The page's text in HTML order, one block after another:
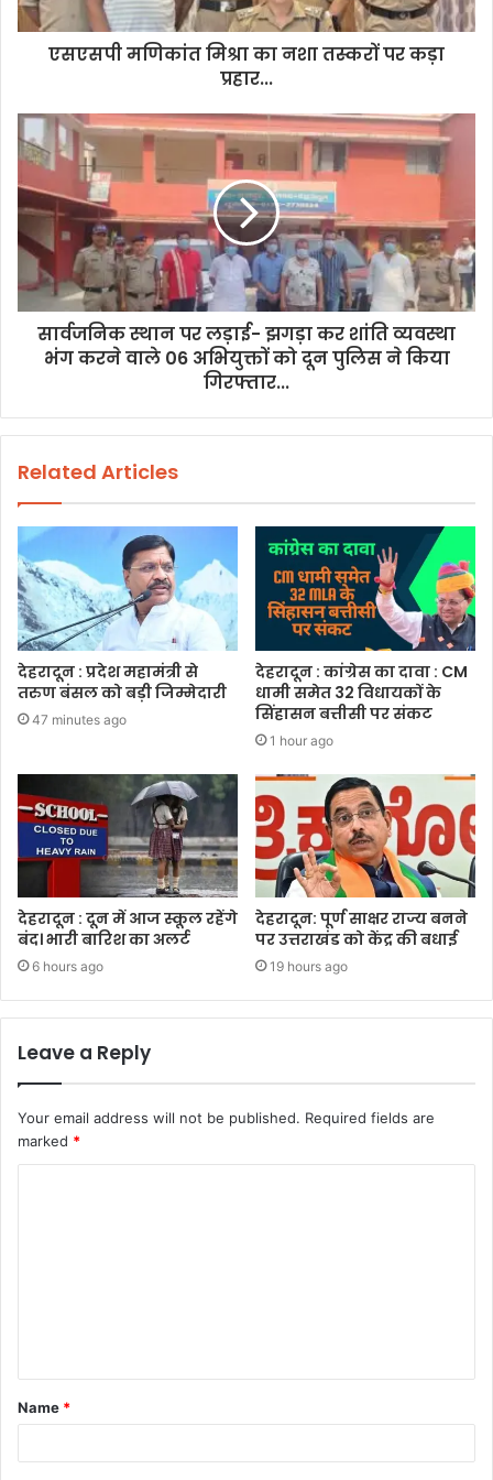
a
s
s
एसएसपी मणिकांत मिश्रा का नशा तस्करों पर कड़ा
प्रहार...
सार्वजनिक स्थान पर लड़ाई- झगड़ा कर शांति व्यवस्था
भंग करने वाले 06 अभियुक्तों को दून पुलिस ने किया
गिरफ्तार...
Related Articles
देहरादून : प्रदेश महामंत्री से
तरुण बंसल को बड़ी जिम्मेदारी
47 minutes ago
देहरादून : कांग्रेस का दावा : CM
धामी समेत 32 विधायकों के
सिंहासन बत्तीसी पर संकट
1 hour ago
देहरादून : दून में आज स्कूल रहेंगे
बंद। भारी बारिश का अलर्ट
6 hours ago
देहरादून: पूर्ण साक्षर राज्य बनने
पर उत्तराखंड को केंद्र की बधाई
19 hours ago
Leave a Reply
Your email address will not be published. Required fields are
marked *
t
*
Name *